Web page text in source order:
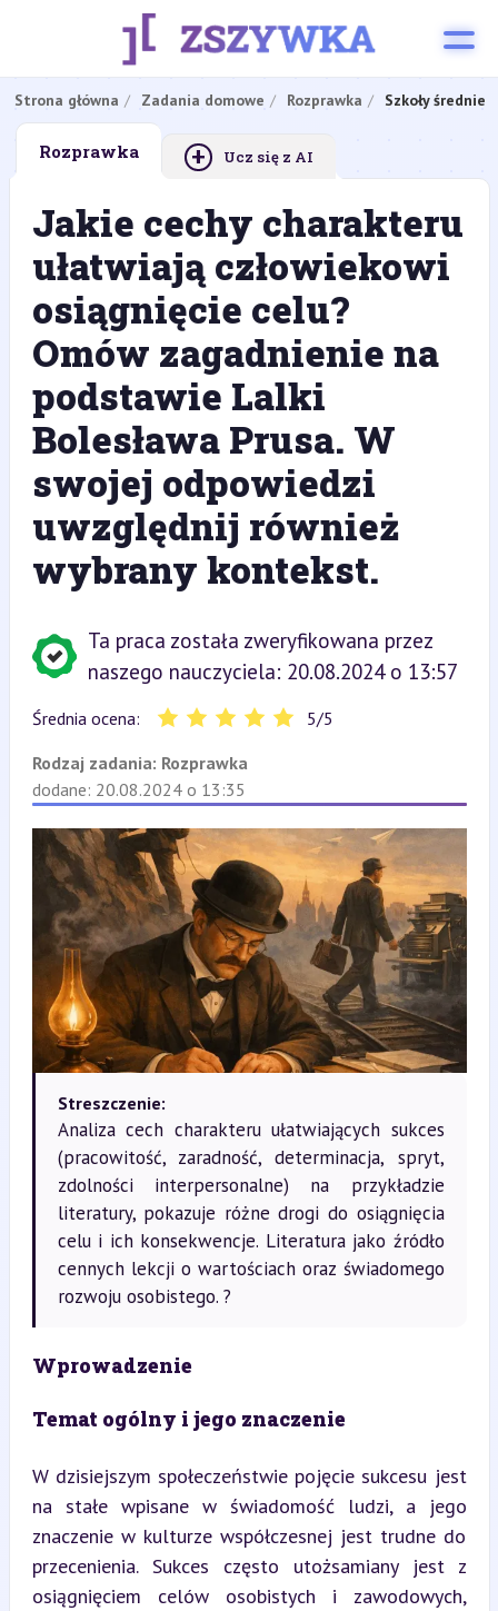
Strona główna Zadania domowe Rozprawka Szkoły średnie
Rozprawka + Ucz się z AI
Jakie cechy charakteru
ułatwiają człowiekowi
osiągnięcie celu?
Omów zagadnienie na
podstawie Lalki
Bolesława Prusa. W
swojej odpowiedzi
uwzględnij również
wybrany kontekst.
Ta praca została zweryfikowana przez
naszego nauczyciela: 20.08.2024 o 13:57
Średnia ocena: 5/5
Rodzaj zadania: Rozprawka
dodane: 20.08.2024 o 13:35
Streszczenie:
Analiza cech charakteru ułatwiających sukces
(pracowitość, zaradność, determinacja, spryt,
zdolności interpersonalne) na przykładzie
literatury, pokazuje różne drogi do osiągnięcia
celu i ich konsekwencje. Literatura jako źródło
cennych lekcji o wartościach oraz świadomego
rozwoju osobistego. ?
Wprowadzenie
Temat ogólny i jego znaczenie
W dzisiejszym społeczeństwie pojęcie sukcesu jest
na stałe wpisane w świadomość ludzi, a jego
znaczenie w kulturze współczesnej jest trudne do
przecenienia. Sukces często utożsamiany jest z
osiągnięciem celów osobistych i zawodowych,